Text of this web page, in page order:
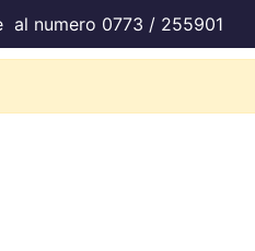
al numero 0773 / 255901